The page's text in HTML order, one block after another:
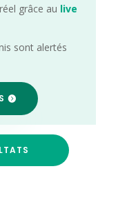
grâce au live
sont alertés